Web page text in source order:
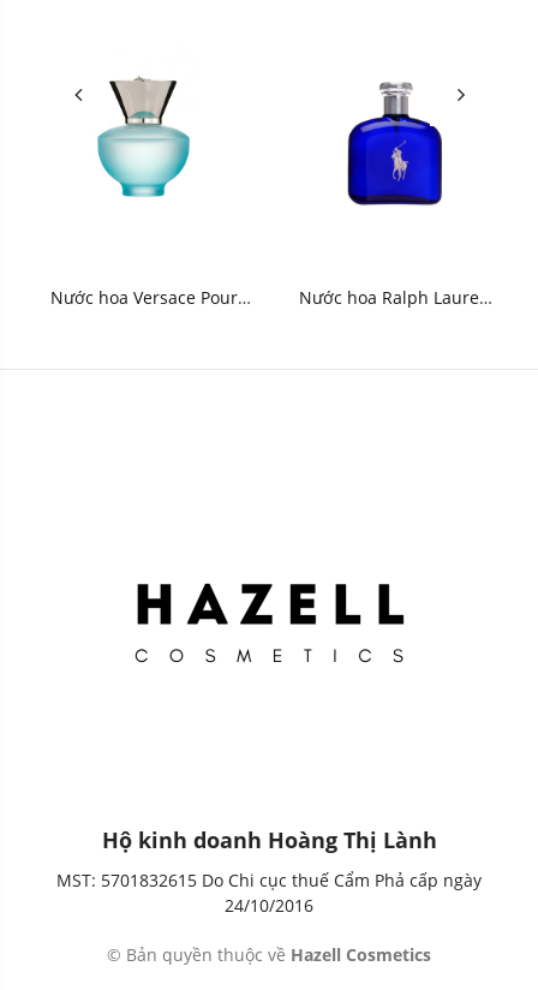
Nước hoa Versace Pour
Nước hoa Ralph Lauren
Hộ kinh doanh Hoàng Thị Lành
MST: 5701832615 Do Chi cục thuế Cẩm Phả cấp ngày
24/10/2016
© Bản quyền thuộc về Hazell Cosmetics